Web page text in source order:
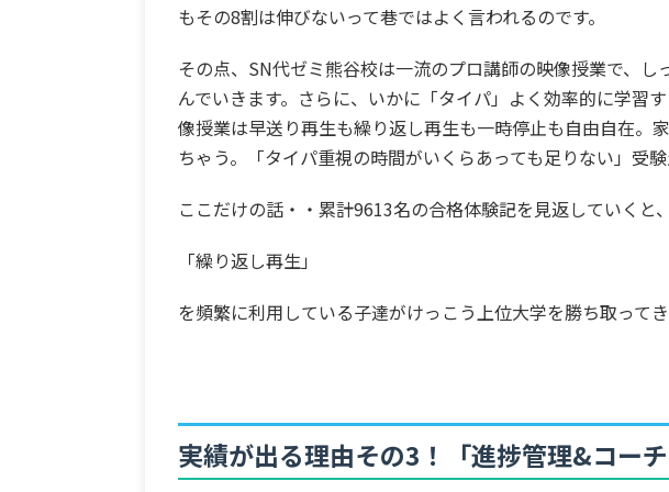
もその8割は伸びないって巷ではよく言われるのです。
その点、 SN代ゼミ熊谷校は一流のプロ講師の映像授業で、
んでいきます。さらに、いかに「タイパ」よく効率的に学習
像授業は早送り再生も繰り返し再生も一時停止も自由自在。
ちゃう。「タイパ重視の時間がいくらあっても足りない」受
ここだけの話・・累計9613名の合格体験記を見返していくと、
「繰り返し再生」
を頻繁に利用している子達がけっこう上位大学を勝ち取って
実績が出る理由その3！「進捗管理&コーチ